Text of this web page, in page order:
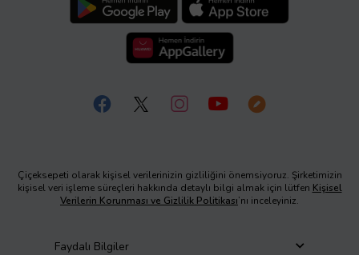
Çiçeksepeti olarak kişisel verilerinizin gizliliğini önemsiyoruz. Şirketimizin
kişisel veri işleme süreçleri hakkında detaylı bilgi almak için lütfen Kişisel
Verilerin Korunması ve Gizlilik Politikası’nı inceleyiniz.
Faydalı Bilgiler